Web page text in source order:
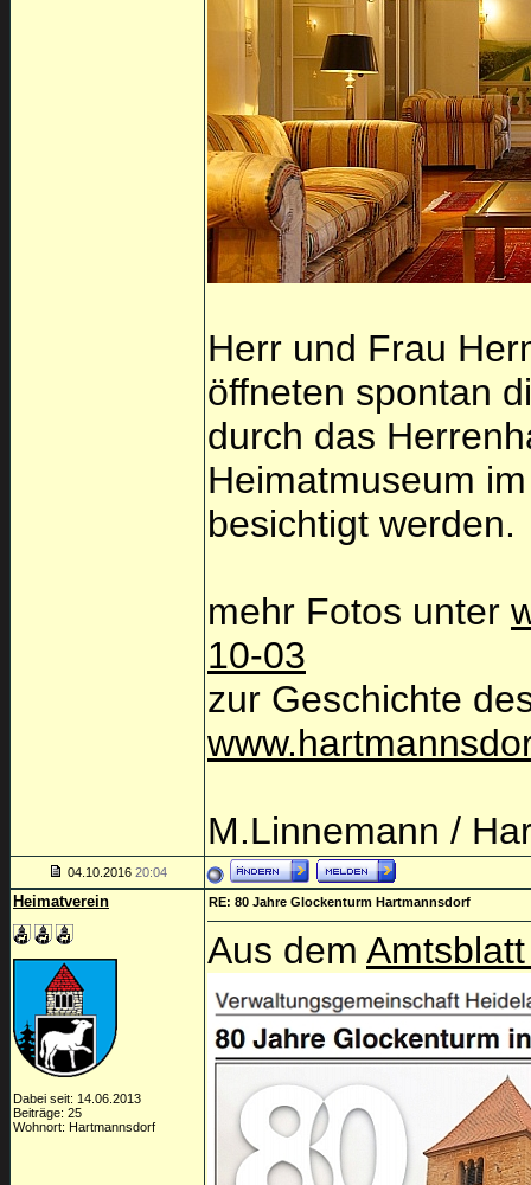
Herr und Frau
öffneten spontan
durch das
Heimatmuseum
besichtigt werden.
mehr Fotos unter
10-03
zur Geschichte
M.Linnemann /
04.10.2016 20:04
Heimatverein
Dabei seit: 14.06.2013
Beiträge: 25
Wohnort: Hartmannsdorf
RE: 80 Jahre Glockenturm Hartmannsdorf
Aus dem